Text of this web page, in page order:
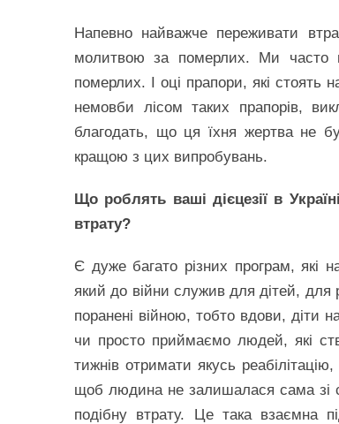
Напевно найважче переживати
молитвою за померлих. Ми часто
померлих. І оці прапори, які стоять
немовби лісом таких прапорів,
благодать, що ця їхня жертва не
кращою з цих випробувань.
Що роблять ваші дієцезії в
втрату?
Є дуже багато різних програм, які
який до війни служив для дітей, для
поранені війною, тобто вдови, діти
чи просто приймаємо людей, які
тижнів отримати якусь
щоб людина не залишалася сама зі
подібну втрату. Це така взаємна